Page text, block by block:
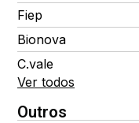
Fiep
Bionova
C.vale
Ver todos
Outros